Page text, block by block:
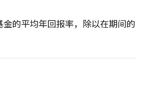
的平均年回报率，除以在期间的